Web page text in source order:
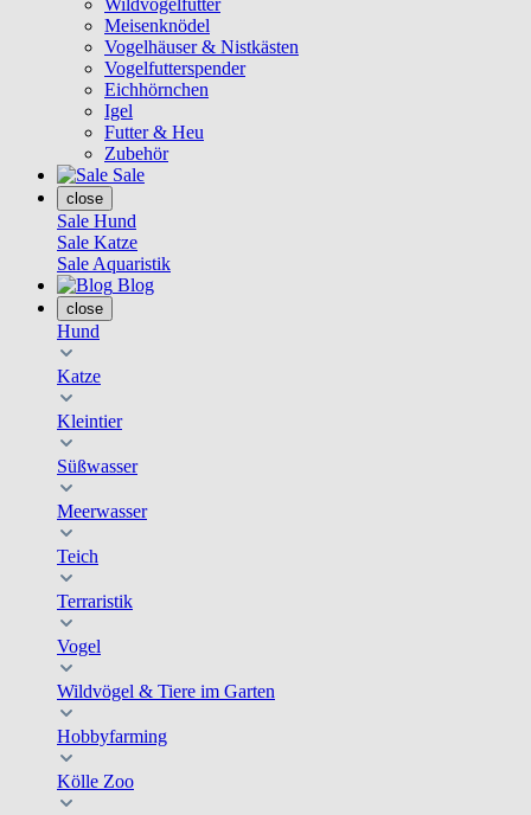
Wildvogelfutter
Meisenknödel
Vogelhäuser & Nistkästen
Vogelfutterspender
Eichhörnchen
Igel
Futter & Heu
Zubehör
Sale
close
Sale Hund
Sale Katze
Sale Aquaristik
Blog
close
Hund
Katze
Kleintier
Süßwasser
Meerwasser
Teich
Terraristik
Vogel
Wildvögel & Tiere im Garten
Hobbyfarming
Kölle Zoo